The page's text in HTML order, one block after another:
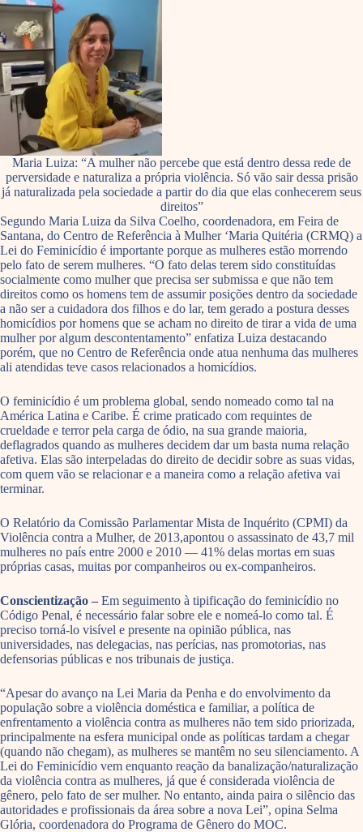
Maria Luiza: “A mulher não percebe que está dentro dessa rede de
perversidade e naturaliza a própria violência. Só vão sair dessa prisão
já naturalizada pela sociedade a partir do dia que elas conhecerem seus
direitos”
Segundo Maria Luiza da Silva Coelho, coordenadora, em Feira de
Santana, do Centro de Referência à Mulher ‘Maria Quitéria (CRMQ) a
Lei do Feminicídio é importante porque as mulheres estão morrendo
pelo fato de serem mulheres. “O fato delas terem sido constituídas
socialmente como mulher que precisa ser submissa e que não tem
direitos como os homens tem de assumir posições dentro da sociedade
a não ser a cuidadora dos filhos e do lar, tem gerado a postura desses
homicídios por homens que se acham no direito de tirar a vida de uma
mulher por algum descontentamento” enfatiza Luiza destacando
porém, que no Centro de Referência onde atua nenhuma das mulheres
ali atendidas teve casos relacionados a homicídios.
O feminicídio é um problema global, sendo nomeado como tal na
América Latina e Caribe. É crime praticado com requintes de
crueldade e terror pela carga de ódio, na sua grande maioria,
deflagrados quando as mulheres decidem dar um basta numa relação
afetiva. Elas são interpeladas do direito de decidir sobre as suas vidas,
com quem vão se relacionar e a maneira como a relação afetiva vai
terminar.
O Relatório da Comissão Parlamentar Mista de Inquérito (CPMI) da
Violência contra a Mulher, de 2013,apontou o assassinato de 43,7 mil
mulheres no país entre 2000 e 2010 — 41% delas mortas em suas
próprias casas, muitas por companheiros ou ex-companheiros.
Conscientização – Em seguimento à tipificação do feminicídio no
Código Penal, é necessário falar sobre ele e nomeá-lo como tal. É
preciso torná-lo visível e presente na opinião pública, nas
universidades, nas delegacias, nas perícias, nas promotorias, nas
defensorias públicas e nos tribunais de justiça.
“Apesar do avanço na Lei Maria da Penha e do envolvimento da
população sobre a violência doméstica e familiar, a política de
enfrentamento a violência contra as mulheres não tem sido priorizada,
principalmente na esfera municipal onde as políticas tardam a chegar
(quando não chegam), as mulheres se mantêm no seu silenciamento. A
Lei do Feminicídio vem enquanto reação da banalização/naturalização
da violência contra as mulheres, já que é considerada violência de
gênero, pelo fato de ser mulher. No entanto, ainda paira o silêncio das
autoridades e profissionais da área sobre a nova Lei”, opina Selma
Glória, coordenadora do Programa de Gênero do MOC.